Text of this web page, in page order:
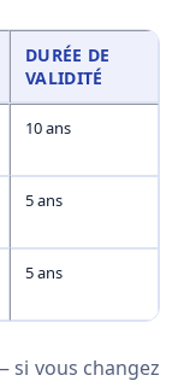
DURÉE DE
VALIDITÉ
10 ans
5 ans
5 ans
vous changez